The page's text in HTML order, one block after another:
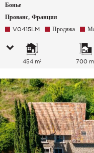
Бонье
Прованс, Франция
V0415LM Продажа
454 m² 700